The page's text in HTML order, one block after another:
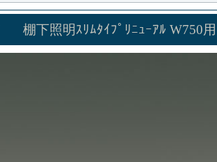
棚下照明ｽﾘﾑﾀｲﾌﾟﾘﾆｭｰｱﾙ W750用